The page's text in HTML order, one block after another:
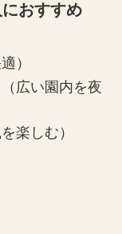
おすすめ
）
広い園内を夜
楽しむ）